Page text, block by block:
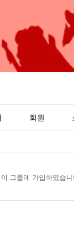
회원
이 그룹에 가입하였습니